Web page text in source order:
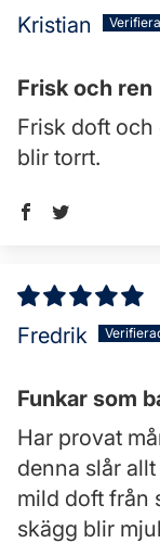
Kristian
Frisk och ren
Frisk doft och
blir torrt.
Fredrik
Funkar som
Har provat
denna slår
mild doft från
skägg blir